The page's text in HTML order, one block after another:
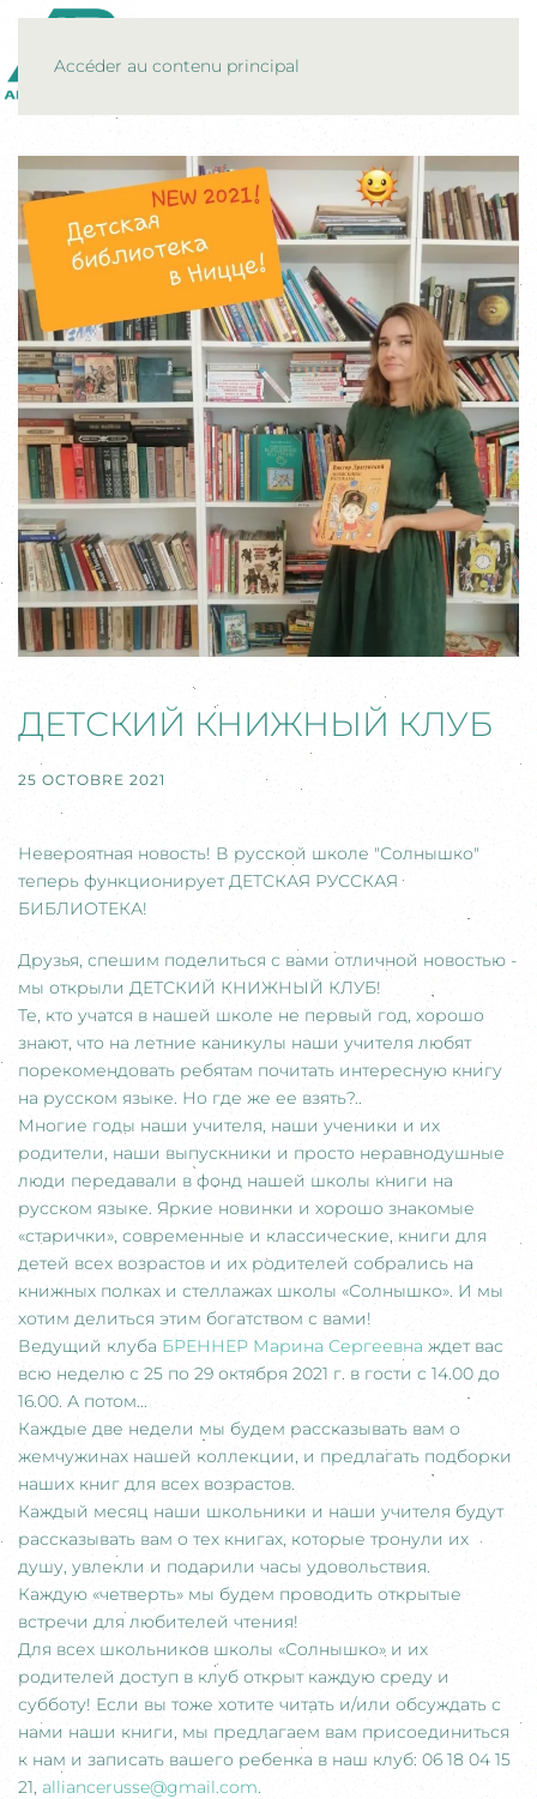
Accéder au contenu principal
ДЕТСКИЙ КНИЖНЫЙ КЛУБ
25 OCTOBRE 2021
Невероятная новость! В русской школе "Солнышко"
теперь функционирует ДЕТСКАЯ РУССКАЯ
БИБЛИОТЕКА!
Друзья, спешим поделиться с вами отличной новостью -
мы открыли ДЕТСКИЙ КНИЖНЫЙ КЛУБ!
Те, кто учатся в нашей школе не первый год, хорошо
знают, что на летние каникулы наши учителя любят
порекомендовать ребятам почитать интересную книгу
на русском языке. Но где же ее взять?..
Многие годы наши учителя, наши ученики и их
родители, наши выпускники и просто неравнодушные
люди передавали в фонд нашей школы книги на
русском языке. Яркие новинки и хорошо знакомые
«старички», современные и классические, книги для
детей всех возрастов и их родителей собрались на
книжных полках и стеллажах школы «Солнышко». И мы
хотим делиться этим богатством с вами!
Ведущий клуба БРЕННЕР Марина Сергеевна ждет вас
всю неделю с 25 по 29 октября 2021 г. в гости с 14.00 до
16.00. А потом...
Каждые две недели мы будем рассказывать вам о
жемчужинах нашей коллекции, и предлагать подборки
наших книг для всех возрастов.
Каждый месяц наши школьники и наши учителя будут
рассказывать вам о тех книгах, которые тронули их
душу, увлекли и подарили часы удовольствия.
Каждую «четверть» мы будем проводить открытые
встречи для любителей чтения!
Для всех школьников школы «Солнышко» и их
родителей доступ в клуб открыт каждую среду и
субботу! Если вы тоже хотите читать и/или обсуждать с
нами наши книги, мы предлагаем вам присоединиться
к нам и записать вашего ребенка в наш клуб: 06 18 04 15
21, alliancerusse@gmail.com.